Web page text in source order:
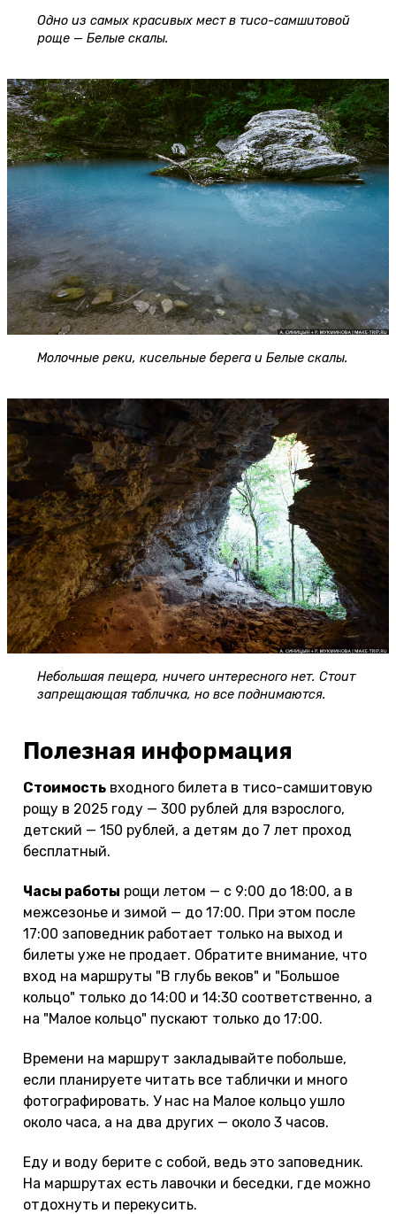
Одно из самых красивых мест в тисо-самшитовой
роще — Белые скалы.
Молочные реки, кисельные берега и Белые скалы.
Небольшая пещера, ничего интересного нет. Стоит
запрещающая табличка, но все поднимаются.
Полезная информация
Стоимость входного билета в тисо-самшитовую
рощу в 2025 году — 300 рублей для взрослого,
детский — 150 рублей, а детям до 7 лет проход
бесплатный.
Часы работы рощи летом — с 9:00 до 18:00, а в
межсезонье и зимой — до 17:00. При этом после
17:00 заповедник работает только на выход и
билеты уже не продает. Обратите внимание, что
вход на маршруты "В глубь веков" и "Большое
кольцо" только до 14:00 и 14:30 соответственно, а
на "Малое кольцо" пускают только до 17:00.
Времени на маршрут закладывайте побольше,
если планируете читать все таблички и много
фотографировать. У нас на Малое кольцо ушло
около часа, а на два других — около 3 часов.
Еду и воду берите с собой, ведь это заповедник.
На маршрутах есть лавочки и беседки, где можно
отдохнуть и перекусить.